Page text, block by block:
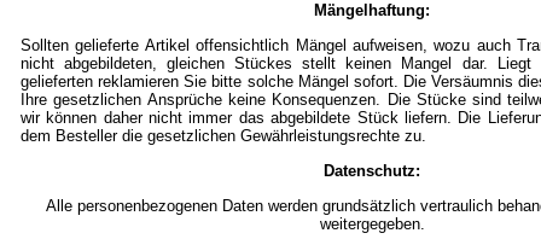
Mängelhaftung:
Sollten gelieferte Artikel offensichtlich Mängel aufweisen, wozu auch
nicht abgebildeten, gleichen Stückes stellt keinen Mangel dar.
gelieferten reklamieren Sie bitte solche Mängel sofort. Die Versäumnis
Ihre gesetzlichen Ansprüche keine Konsequenzen. Die Stücke sind
wir können daher nicht immer das abgebildete Stück liefern. Die
dem Besteller die gesetzlichen Gewährleistungsrechte zu.
Datenschutz:
Alle personenbezogenen Daten werden grundsätzlich vertraulich
weitergegeben.